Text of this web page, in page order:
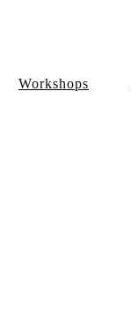
Workshops